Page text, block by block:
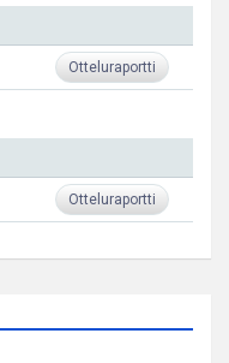
Otteluraportti
Otteluraportti